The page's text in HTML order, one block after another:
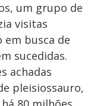
um grupo de
visitas
busca de
sucedidas.
achadas
pleisiossauro,